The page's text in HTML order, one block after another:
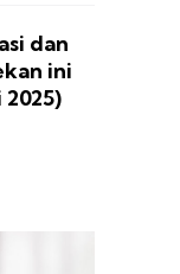
dan
ini
2025)